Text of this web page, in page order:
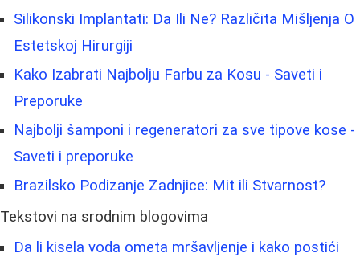
Silikonski Implantati: Da Ili Ne? Različita Mišljenja O
Estetskoj Hirurgiji
Kako Izabrati Najbolju Farbu za Kosu - Saveti i
Preporuke
Najbolji šamponi i regeneratori za sve tipove kose -
Saveti i preporuke
Brazilsko Podizanje Zadnjice: Mit ili Stvarnost?
Tekstovi na srodnim blogovima
Da li kisela voda ometa mršavljenje i kako postići